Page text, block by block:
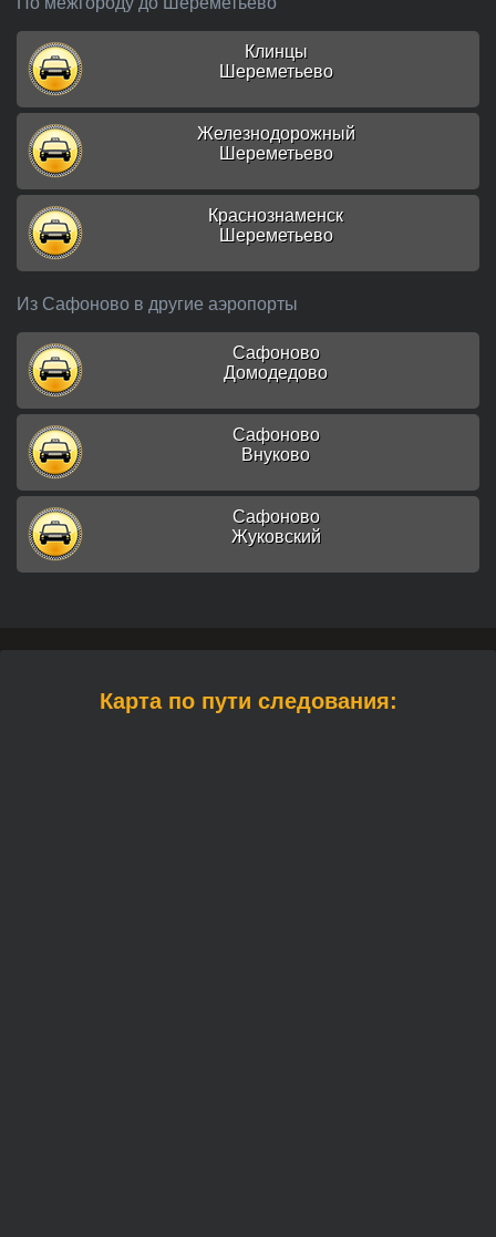
Клинцы
Шереметьево
Железнодорожный
Шереметьево
Краснознаменск
Шереметьево
Из Сафоново в другие аэропорты
Сафоново
Домодедово
Сафоново
Внуково
Сафоново
Жуковский
Карта по пути следования: